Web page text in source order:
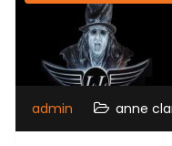
admin anne